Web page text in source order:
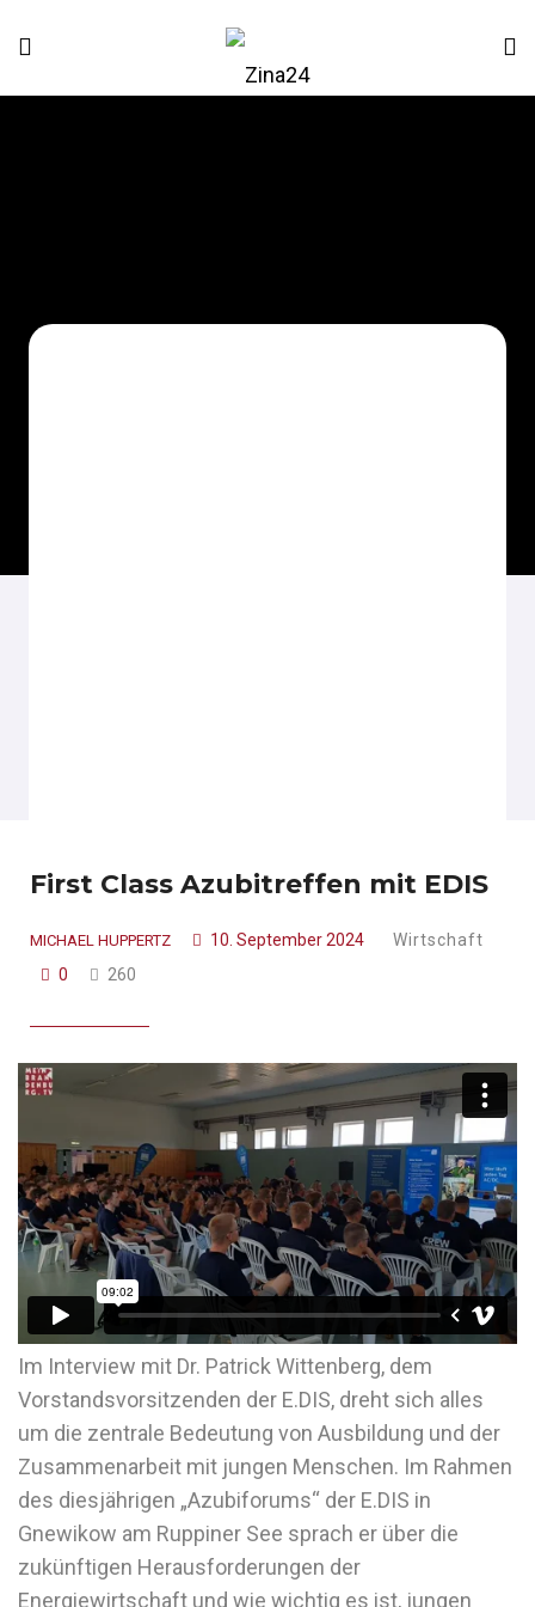
First Class Azubitreffen mit EDIS
MICHAEL HUPPERTZ 10. September 2024
Wirtschaft
0
260
Im Interview mit Dr. Patrick Wittenberg, dem
Vorstandsvorsitzenden der E.DIS, dreht sich alles
um die zentrale Bedeutung von Ausbildung und der
Zusammenarbeit mit jungen Menschen. Im Rahmen
des diesjährigen „Azubiforums“ der E.DIS in
Gnewikow am Ruppiner See sprach er über die
zukünftigen Herausforderungen der
Energiewirtschaft und wie wichtig es ist, jungen